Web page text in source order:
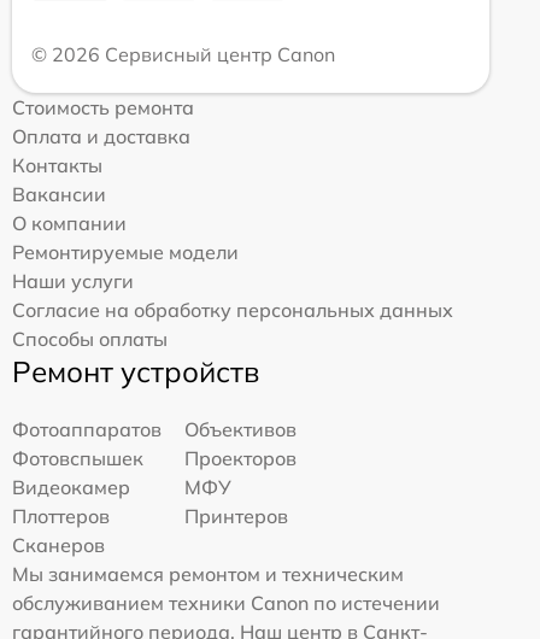
© 2026 Сервисный центр Canon
Стоимость ремонта
Оплата и доставка
Контакты
Вакансии
О компании
Ремонтируемые модели
Наши услуги
Согласие на обработку персональных данных
Способы оплаты
Ремонт устройств
Фотоаппаратов
Объективов
Фотовспышек
Проекторов
Видеокамер
МФУ
Плоттеров
Принтеров
Сканеров
Мы занимаемся ремонтом и техническим
обслуживанием техники Canon по истечении
гарантийного периода. Наш центр в Санкт-